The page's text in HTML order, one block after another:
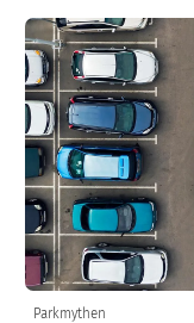
Parkmythen